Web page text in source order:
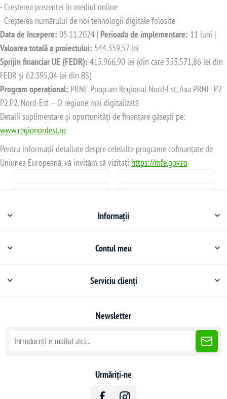
- Creșterea prezenței în mediul online
- Creșterea numărului de noi tehnologii digitale folosite
Data de începere: 05.11.2024 | Perioada de implementare: 11 luni |
Valoarea totală a proiectului: 544.359,57 lei
Sprijin financiar UE (FEDR): 415.966,90 lei (din care 353.571,86 lei din
FEDR și 62.395,04 lei din BS)
Program operațional: PRNE Program Regional Nord-Est, Axa PRNE_P2
P2.P2. Nord-Est – O regiune mai digitalizată
Detalii suplimentare și oportunități de finanțare găsești pe:
www.regionordest.ro
Pentru informații detaliate despre celelalte programe cofinanțate de
Uniunea Europeană, vă invităm să vizitați https://mfe.gov.ro
Informații
Contul meu
Serviciu clienți
Newsletter
Urmăriți-ne